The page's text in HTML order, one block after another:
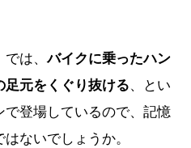
では、バイクに乗ったハン
足元をくぐり抜ける、とい
で登場しているので、記憶
ないでしょうか。